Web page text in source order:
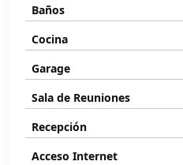
Baños
Cocina
Garage
Sala de Reuniones
Recepción
Acceso Internet